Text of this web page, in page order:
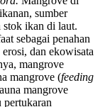
sumber
stok ikan di laut.
sebagai penahan
erosi, dan ekowisata
mangrove
mangrove (feeding
mangrove
pertukaran